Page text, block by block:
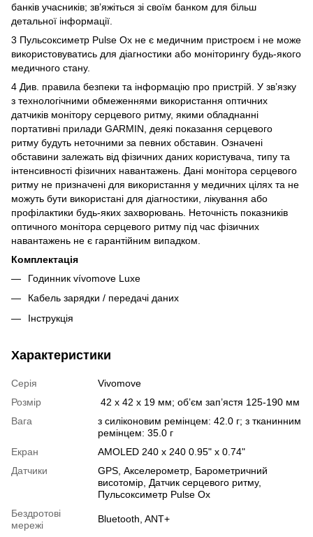
банків учасників; зв’яжіться зі своїм банком для більш
детальної інформації.
3 Пульсоксиметр Pulse Ox не є медичним пристроєм і не може
використовуватись для діагностики або моніторингу будь-якого
медичного стану.
4 Див. правила безпеки та інформацію про пристрій. У зв’язку
з технологічними обмеженнями використання оптичних
датчиків монітору серцевого ритму, якими обладнанні
портативні прилади GARMIN, деякі показання серцевого
ритму будуть неточними за певних обставин. Означені
обставини залежать від фізичних даних користувача, типу та
інтенсивності фізичних навантажень. Дані монітора серцевого
ритму не призначені для використання у медичних цілях та не
можуть бути використані для діагностики, лікування або
профілактики будь-яких захворювань. Неточність показників
оптичного монітора серцевого ритму під час фізичних
навантажень не є гарантійним випадком.
Комплектація
Годинник vívomove Luxe
Кабель зарядки / передачі даних
Інструкція
Характеристики
Серія
Vivomove
Розмір
42 x 42 x 19 мм; об’єм зап’ястя 125-190 мм
Вага
з силіконовим ремінцем: 42.0 г; з тканинним
ремінцем: 35.0 г
Екран
AMOLED 240 x 240 0.95" x 0.74"
Датчики
GPS Акселерометр Барометричний
висотомір Датчик серцевого ритму,
Пульсоксиметр Pulse Ox
Бездротові
мережі
Bluetooth ANT+